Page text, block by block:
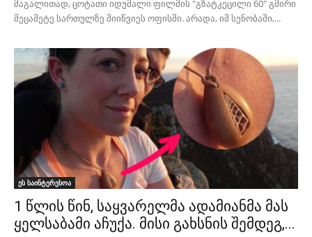
მაგალითად, ცოტათი იდუმალი ფილმის "გზატკეცილი 60" გმირი
მეცამეტე სართულზე მიიწვიეს ოფისში. არადა, იმ სენობაში,...
ეს საინტერესოა
1 წლის წინ, საყვარელმა ადამიანმა მას
ყელსაბამი აჩუქა. მისი გახსნის შემდეგ,...